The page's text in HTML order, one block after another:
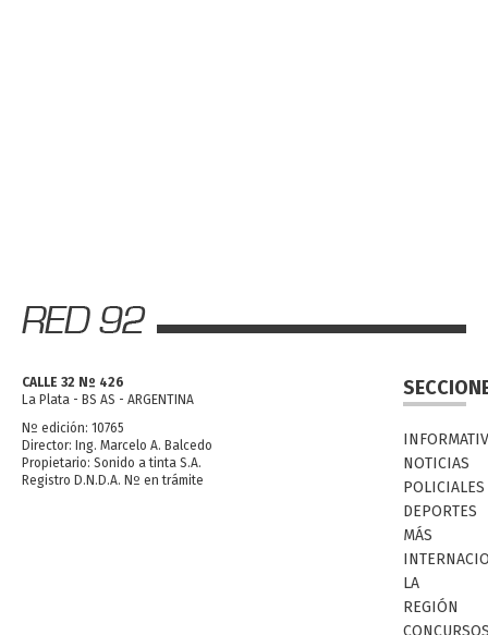
CALLE 32 Nº 426
La Plata - BS AS - ARGENTINA
Nº edición: 10765
Director: Ing. Marcelo A. Balcedo
Propietario: Sonido a tinta S.A.
Registro D.N.D.A. Nº en trámite
NOTICIAS
POLICIALES
DEPORTES
MÁS
LA
REGIÓN